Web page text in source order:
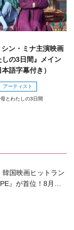
シン・ミナ主演映画
しの3日間』メイン
語字幕付き）
アーティスト
母とわたしの3日間
韓国映画ヒットラン
』が首位！8月公